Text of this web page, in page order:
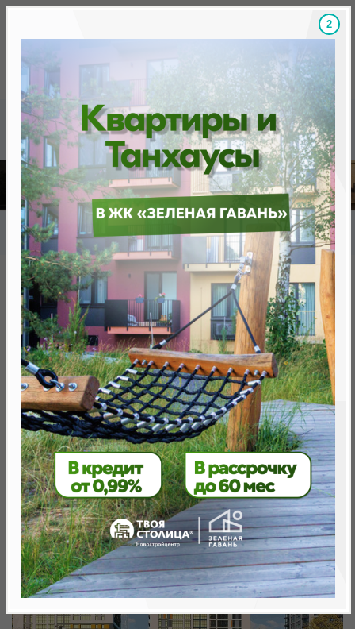
Скидки на новостройки, бонусы Готовые
Главная База новостроек Минска «Минск Мир»
7.8 "Тель-Авив", квартал «Средиземноморский»
7.8 "Тель-Авив", квартал
«Средиземноморский»
нет в продаже
Минск, Октябрьский, ул. Братская 3
метро «Ковальская Слобода», 566 м
Объект реализован